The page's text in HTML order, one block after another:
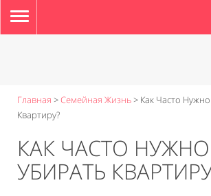
TOGGLE
NAVIGATION
Главная >Семейная Жизнь> Как Часто
Квартиру?
КАК ЧАСТО НУЖНО
УБИРАТЬ